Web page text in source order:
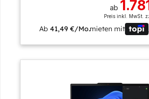
ab
Preis inkl. MwSt.
Ab41,49 €/Mo.mieten mit